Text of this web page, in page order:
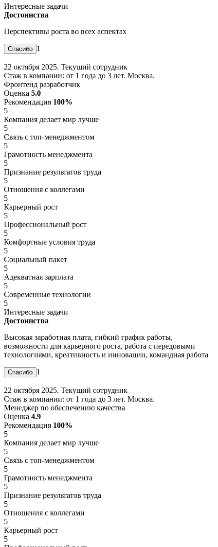
Интересные задачи
Достоинства
Перспективы роста во всех аспектах
1
22 октября 2025. Текущий сотрудник
Стаж в компании: от 1 года до 3 лет. Москва.
Фронтенд разработчик
Оценка 5.0
Рекомендация 100%
5
Компания делает мир лучше
5
Связь с топ-менеджментом
5
Грамотность менеджмента
5
Признание результатов труда
5
Отношения с коллегами
5
Карьерный рост
5
Профессиональный рост
5
Комфортные условия труда
5
Социальный пакет
5
Адекватная зарплата
5
Современные технологии
5
Интересные задачи
Достоинства
Высокая заработная плата, гибкий график работы,
возможности для карьерного роста, работа с передовыми
технологиями, креативность и инновации, командная работа
1
22 октября 2025. Текущий сотрудник
Стаж в компании: от 1 года до 3 лет. Москва.
Менеджер по обеспечению качества
Оценка 4.9
Рекомендация 100%
5
Компания делает мир лучше
5
Связь с топ-менеджментом
5
Грамотность менеджмента
5
Признание результатов труда
5
Отношения с коллегами
5
Карьерный рост
5